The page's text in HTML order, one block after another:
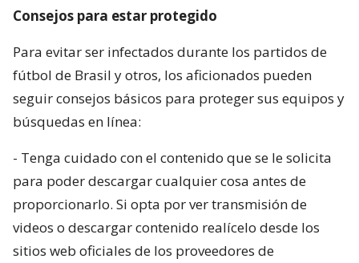
Consejos para estar protegido
Para evitar ser infectados durante los partidos de
fútbol de Brasil y otros, los aficionados pueden
seguir consejos básicos para proteger sus equipos y
búsquedas en línea:
- Tenga cuidado con el contenido que se le solicita
para poder descargar cualquier cosa antes de
proporcionarlo. Si opta por ver transmisión de
videos o descargar contenido realícelo desde los
sitios web oficiales de los proveedores de